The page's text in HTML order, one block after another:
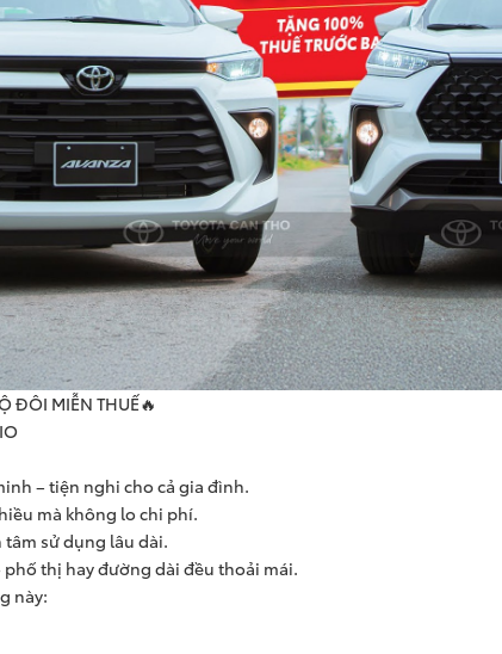
ĐÔI MIỄN THUẾ🔥
– tiện nghi cho cả gia đình.
mà không lo chi phí.
tâm sử dụng lâu dài.
thị hay đường dài đều thoải mái.
này: